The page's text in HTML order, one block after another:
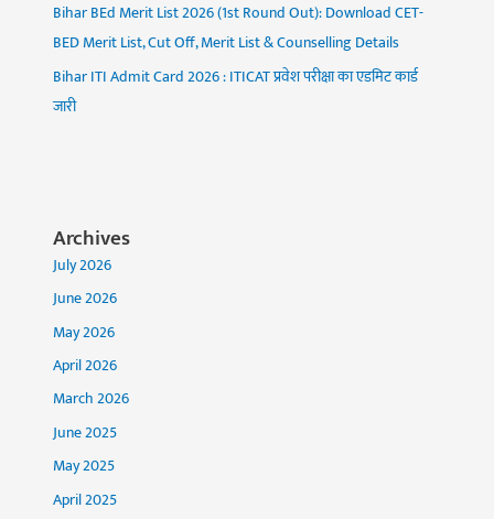
Bihar BEd Merit List 2026 (1st Round Out): Download CET-
BED Merit List, Cut Off, Merit List & Counselling Details
Bihar ITI Admit Card 2026 : ITICAT प्रवेश परीक्षा का एडमिट कार्ड
जारी
Archives
July 2026
June 2026
May 2026
April 2026
March 2026
June 2025
May 2025
April 2025